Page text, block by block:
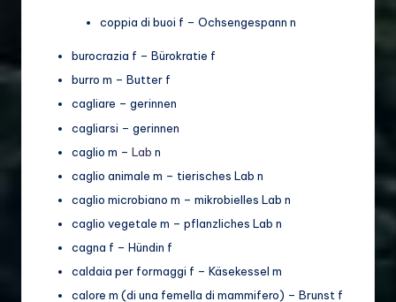
coppia di buoi f – Ochsengespann n
burocrazia f – Bürokratie f
burro m – Butter f
cagliare – gerinnen
cagliarsi – gerinnen
caglio m – Lab n
caglio animale m – tierisches Lab n
caglio microbiano m – mikrobielles Lab n
caglio vegetale m – pflanzliches Lab n
cagna f – Hündin f
caldaia per formaggi f – Käsekessel m
calore m (di una femella di mammifero) – Brunst f